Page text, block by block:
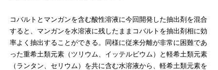
コバルトとマンガンを含む酸性溶液に今回開発した抽出剤を混合
すると、マンガンを水溶液に残したままコバルトを抽出剤相に効
率よく抽出することができる。同様に従来分離が非常に困難であ
った重希土類元素（ツリウム、イッテルビウム）と軽希土類元素
（ランタン、セリウム）を共に含む水溶液から、軽希土類元素を